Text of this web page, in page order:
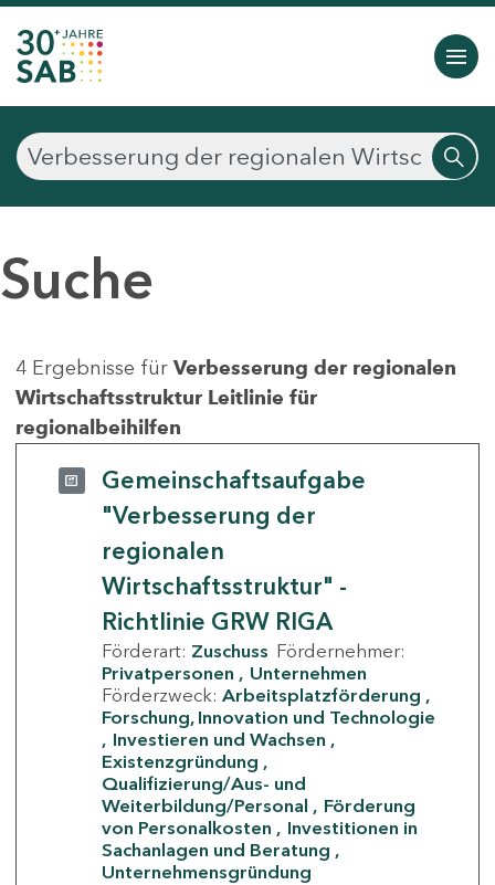
Suche
4 Ergebnisse für Verbesserung der regionalen
Wirtschaftsstruktur Leitlinie für
regionalbeihilfen
Gemeinschaftsaufgabe
"Verbesserung der
regionalen
Wirtschaftsstruktur" -
Richtlinie GRW RIGA
Förderart: Zuschuss Fördernehmer:
Privatpersonen
Unternehmen
Förderzweck: Arbeitsplatzförderung
Forschung, Innovation und Technologie
Investieren und Wachsen
Existenzgründung
Qualifizierung/Aus- und
Weiterbildung/Personal
Förderung
von Personalkosten
Investitionen in
Sachanlagen und Beratung
Unternehmensgründung